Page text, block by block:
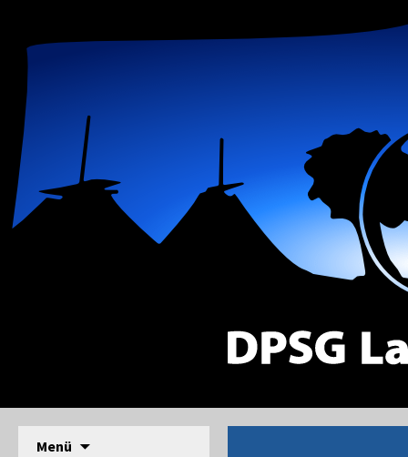
DPSG Stamm Langerwehe, Deutsche
Menü